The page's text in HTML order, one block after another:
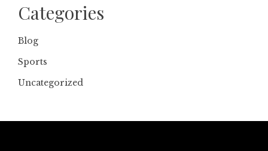
Categories
Blog
Sports
Uncategorized